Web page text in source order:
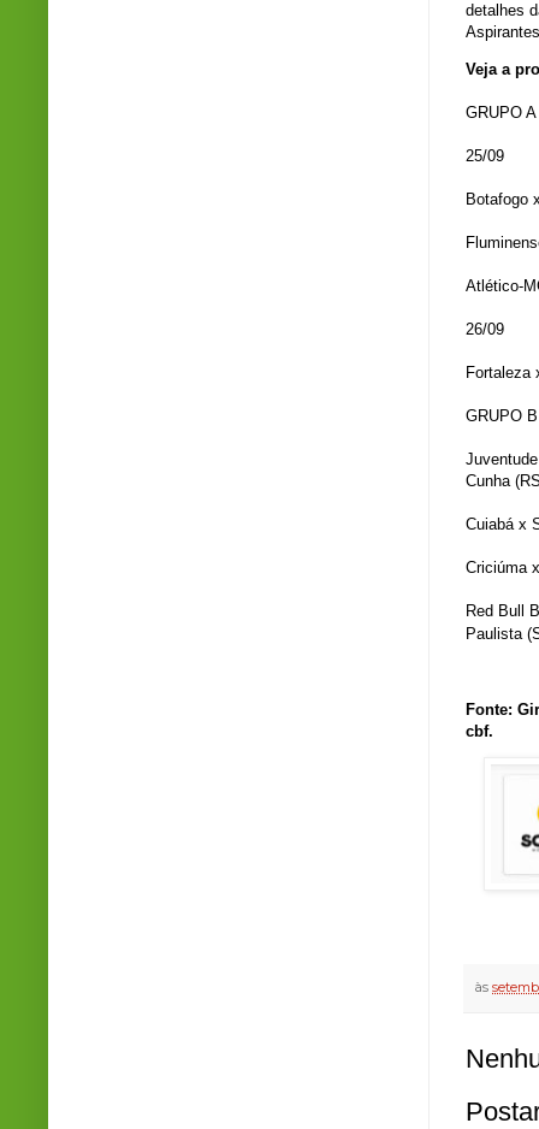
detalhes
Veja a
GRUPO A
25/09
Botafogo
Atlético-
26/09
Fortaleza
GRUPO B
Cunha
Cuiabá x
Criciúma
Red Bull
Paulista
Fonte:
cbf.
às